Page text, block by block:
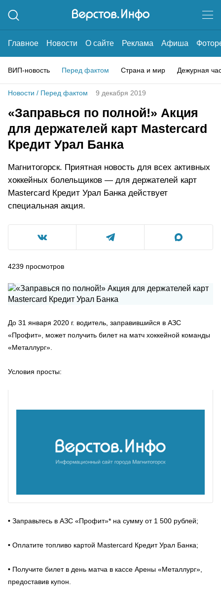
Главное Новости О сайте Реклама Афиша
ВИП-новость Перед фактом Страна и мир Дежурная
Новости / Перед фактом 9 декабря 2019
«Заправься по полной!» Акция
для держателей карт Mastercard
Кредит Урал Банка
Магнитогорск. Приятная новость для всех активных
хоккейных болельщиков — для держателей карт
Mastercard Кредит Урал Банка действует
специальная акция.
4239 просмотров
До 31 января 2020 г. водитель, заправившийся в АЗС
«Профит», может получить билет на матч хоккейной команды
«Металлург».
Условия просты:
• Заправьтесь в АЗС «Профит»* на сумму от 1 500 рублей;
• Оплатите топливо картой Mastercard Кредит Урал Банка;
• Получите билет в день матча в кассе Арены «Металлург»,
предоставив купон.